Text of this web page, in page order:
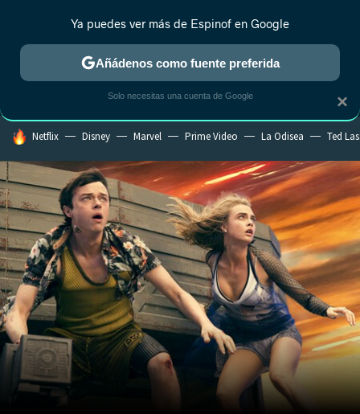
MENÚ NUEVO
ESTRENOS REALITY ANIME RANKINGS CINE
HOY SE HABLA DE
Netflix Disney Marvel Prime Video La Odisea Ted
×
Ya puedes ver más de Espinof en Google
Añádenos como fuente preferida
Solo necesitas una cuenta de Google